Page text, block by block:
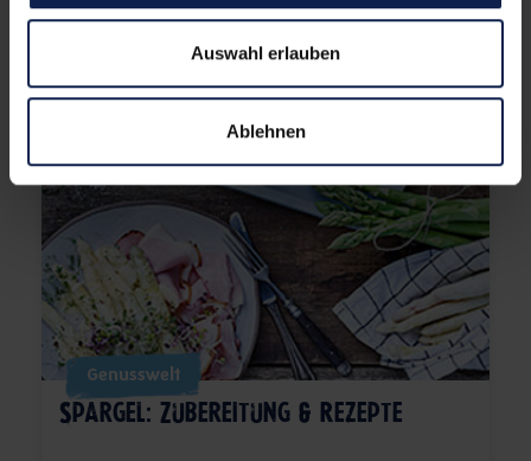
Auswahl erlauben
Ablehnen
Genusswelt
Kräuterbutter einfach selber
Genusswelt
Spargel: Zubereitung & Rezepte